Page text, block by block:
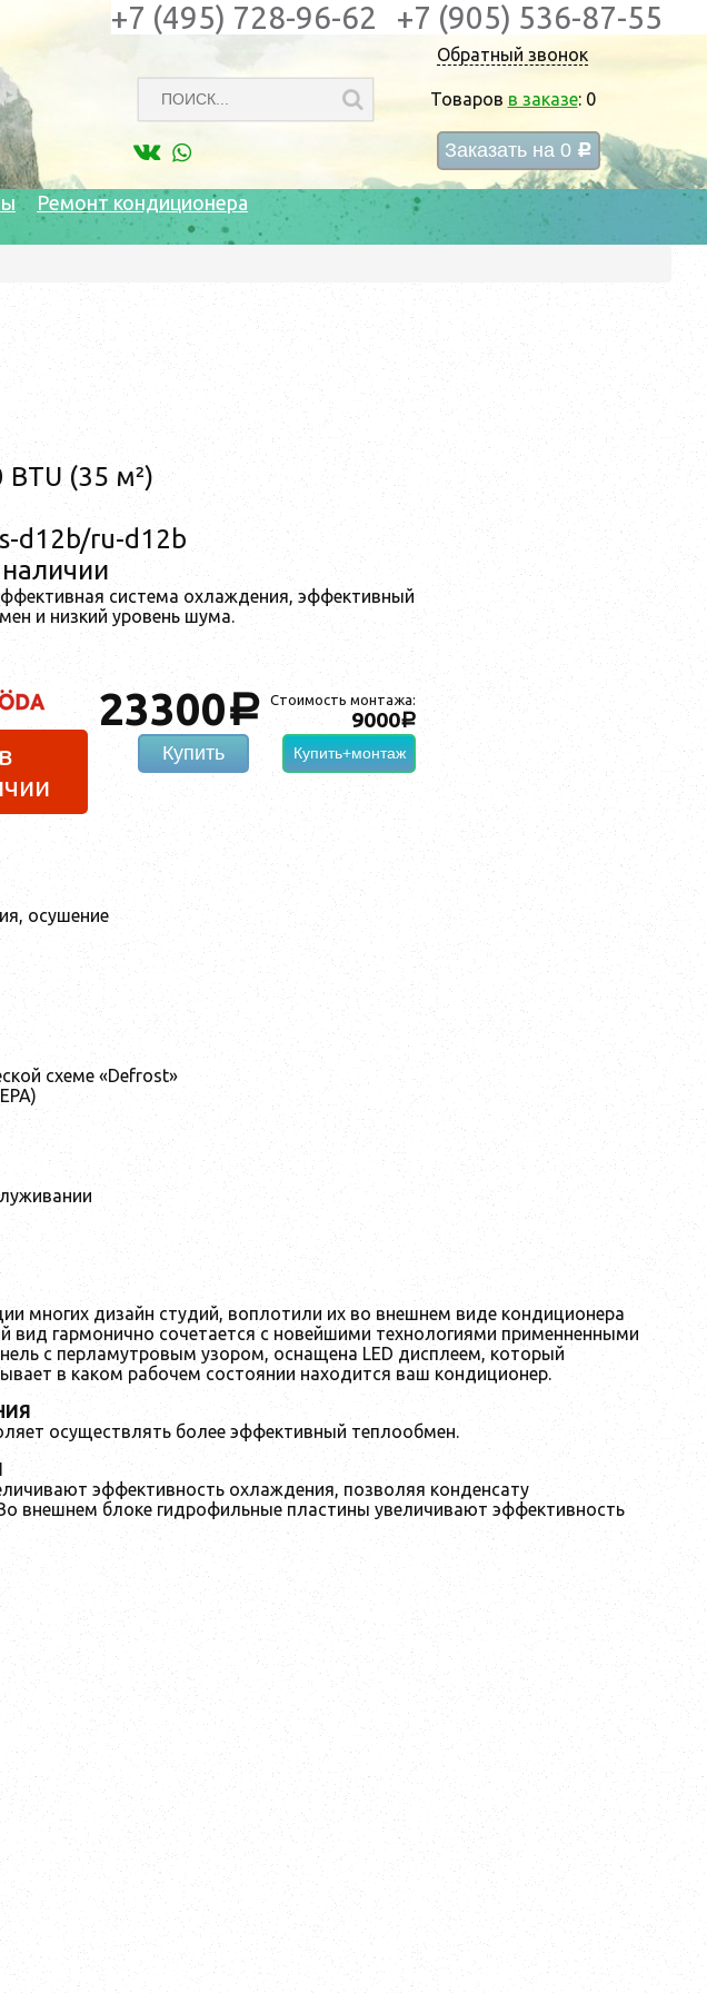
Обратный звонок
Товаров в заказе: 0
Заказать на 0 c
+7 (495) 728-96-62 +7 (905) 536-87-55
Ремонт кондиционера
BTU (35 м²)
d12b/ru-d12b
система охлаждения, эффективный
и низкий уровень шума.
Стоимость монтажа:
9000a
Купить+монтаж
23300a
Купить
осушение
схеме «Defrost»
многих дизайн студий, воплотили их во внешнем виде кондиционера
вид гармонично сочетается с новейшими технологиями применненными
с перламутровым узором, оснащена LED дисплеем, который
в каком рабочем состоянии находится ваш кондиционер.
осуществлять более эффективный теплообмен.
эффективность охлаждения, позволяя конденсату
внешнем блоке гидрофильные пластины увеличивают эффективность